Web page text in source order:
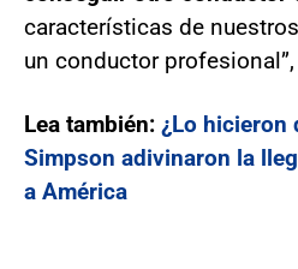
características de
un conductor
Lea también: ¿Lo hicieron
Simpson adivinaron la
a América